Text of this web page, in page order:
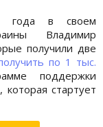
года в своем
Владимир
получили две
по 1 тыс.
поддержки
стартует